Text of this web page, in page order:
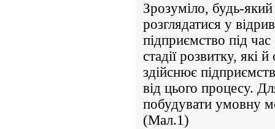
Зрозуміло, будь-
розглядатися у
підприємство під
стадії розвитку,
здійснює
від цього процесу.
побудувати умовну
(Мал.1)